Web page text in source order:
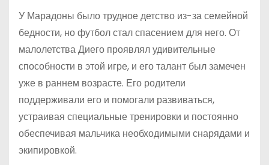
У Марадоны было трудное детство из-за семейной
бедности, но футбол стал спасением для него. От
малолетства Диего проявлял удивительные
способности в этой игре, и его талант был замечен
уже в раннем возрасте. Его родители
поддерживали его и помогали развиваться,
устраивая специальные тренировки и постоянно
обеспечивая мальчика необходимыми снарядами и
экипировкой.